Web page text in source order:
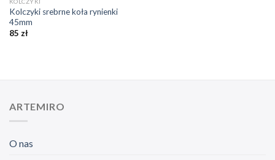
Kolczyki srebrne koła rynienki
45mm
85 zł
ARTEMIRO
O nas